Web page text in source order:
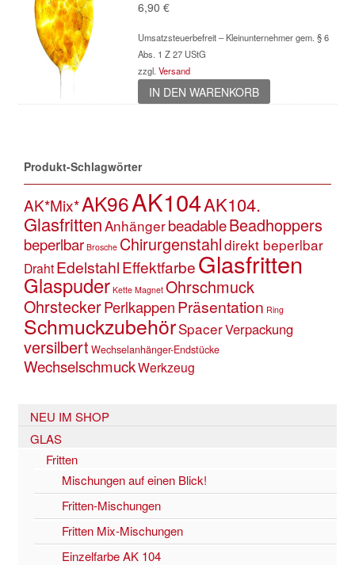
6,90 €
Umsatzsteuerbefreit – Kleinunternehmer gem. § 6
Abs. 1 Z 27 UStG
zzgl. Versand
IN DEN WARENKORB
Produkt-Schlagwörter
AK*Mix*AK96AK104AK104.
GlasfrittenAnhängerbeadableBeadhoppers
beperlbar Brosche Chirurgenstahldirekt beperlbar
DrahtEdelstahlEffektfarbeGlasfritten
Glaspuder Kette Magnet Ohrschmuck
OhrsteckerPerlkappenPräsentation Ring
SchmuckzubehörSpacerVerpackung
versilbert Wechselanhänger-Endstücke
WechselschmuckWerkzeug
NEU IM SHOP
GLAS
Fritten
Mischungen auf einen Blick!
Fritten-Mischungen
Fritten Mix-Mischungen
Einzelfarbe AK 104